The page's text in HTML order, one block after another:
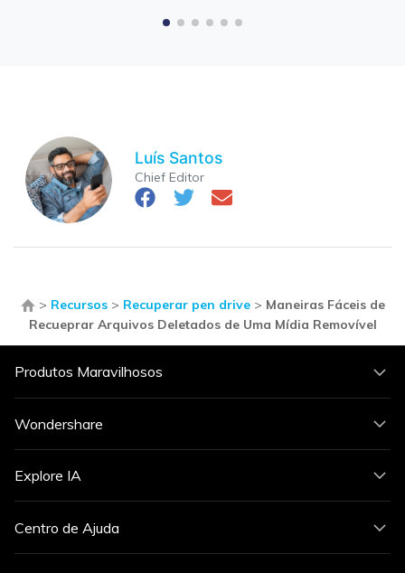
Luís Santos
Chief Editor
> Recursos> Recuperar pen drive> Maneiras Fáceis de
Recueprar Arquivos Deletados de Uma Mídia Removível
Produtos Maravilhosos
Wondershare
Explore IA
Centro de Ajuda